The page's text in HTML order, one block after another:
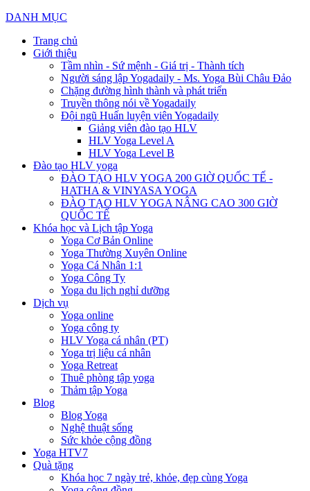
DANH MỤC
Trang chủ
Giới thiệu
Tầm nhìn - Sứ mệnh - Giá trị - Thành tích
Người sáng lập Yogadaily - Ms. Yoga Bùi Châu Đảo
Chặng đường hình thành và phát triển
Truyền thông nói về Yogadaily
Đội ngũ Huấn luyện viên Yogadaily
Giảng viên đào tạo HLV
HLV Yoga Level A
HLV Yoga Level B
Đào tạo HLV yoga
ĐÀO TẠO HLV YOGA 200 GIỜ QUỐC TẾ -
HATHA & VINYASA YOGA
ĐÀO TẠO HLV YOGA NÂNG CAO 300 GIỜ
QUỐC TẾ
Khóa học và Lịch tập Yoga
Yoga Cơ Bản Online
Yoga Thường Xuyên Online
Yoga Cá Nhân 1:1
Yoga Công Ty
Yoga du lịch nghỉ dưỡng
Dịch vụ
Yoga online
Yoga công ty
HLV Yoga cá nhân (PT)
Yoga trị liệu cá nhân
Yoga Retreat
Thuê phòng tập yoga
Thảm tập Yoga
Blog
Blog Yoga
Nghệ thuật sống
Sức khỏe cộng đồng
Yoga HTV7
Quà tặng
Khóa học 7 ngày trẻ, khỏe, đẹp cùng Yoga